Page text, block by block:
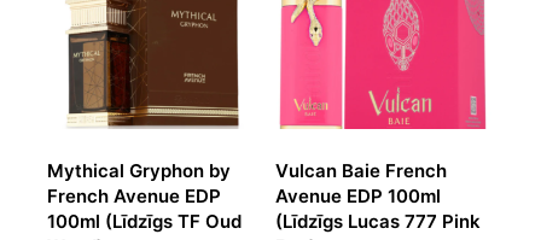
Mythical Gryphon by
French Avenue EDP
100ml (Līdzīgs TF Oud
Vulcan Baie French
Avenue EDP 100ml
(Līdzīgs Lucas 777 Pink